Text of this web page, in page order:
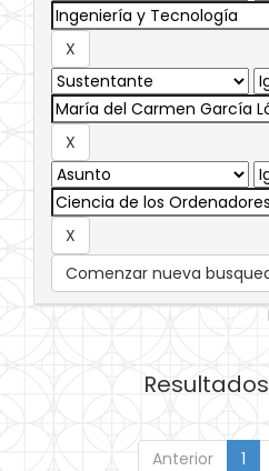
Comenzar nueva
Resultados
Anterior 1